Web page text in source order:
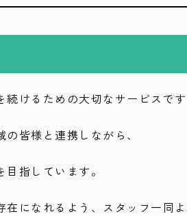
けるための大切なサービスです
皆様と連携しながら、
指しています。
になれるよう、スタッフ一同